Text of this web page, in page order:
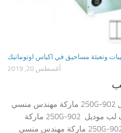
وتعبئة مساحيق في اكياس اوتوماتيك
أغسطس 20, 2019
مكائن تعبئةو تغليف لب موديل 902-250G ماركة مهندس منسي
مواصفات مكائن تعبئةو تغليف لب موديل 902-250G ماركة
مهندس منسي اسم الموديل 902-250G ماركة مهندس منسي